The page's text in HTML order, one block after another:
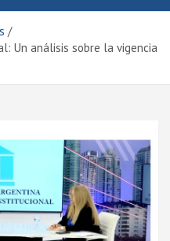
Un análisis sobre la vigencia